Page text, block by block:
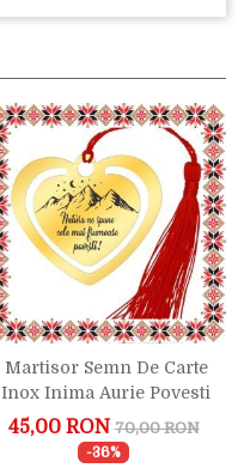
Martisor Semn De Carte
Inox Inima Aurie Povesti
Din Natura
45,00 RON 70,00 RON
-36%